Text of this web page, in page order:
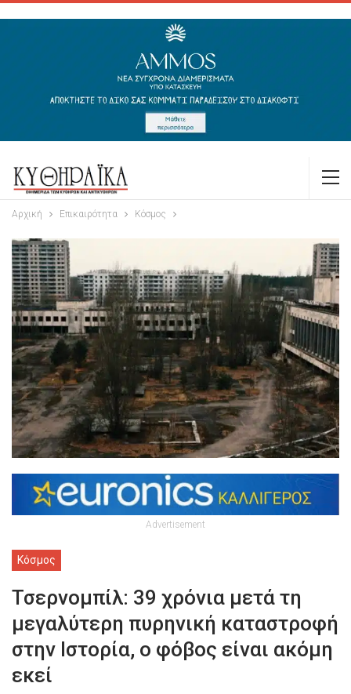
Αρχική Επικαιρότητα Κόσμος
Advertisement
Κόσμος
Τσερνομπίλ: 39 χρόνια μετά τη
μεγαλύτερη πυρηνική καταστροφή
στην Ιστορία, ο φόβος είναι ακόμη
εκεί